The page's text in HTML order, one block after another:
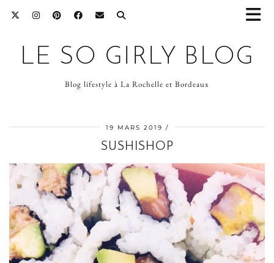
LE SO GIRLY BLOG
Blog lifestyle à La Rochelle et Bordeaux
19 MARS 2019
SUSHISHOP